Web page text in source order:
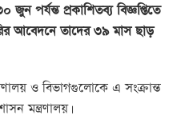
পর্যন্ত প্রকাশিতব্য বিজ্ঞপ্তিতে
আবেদনে তাদের ৩৯ মাস ছাড়
ও বিভাগগুলোকে এ সংক্রান্ত
মন্ত্রণালয়।